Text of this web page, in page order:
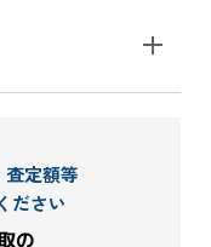
査定額等
ださい